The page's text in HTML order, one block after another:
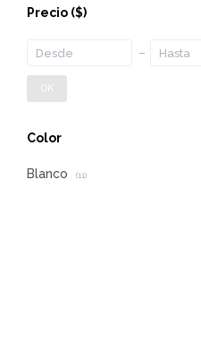
Precio ($)
OK
Color
Blanco (11)